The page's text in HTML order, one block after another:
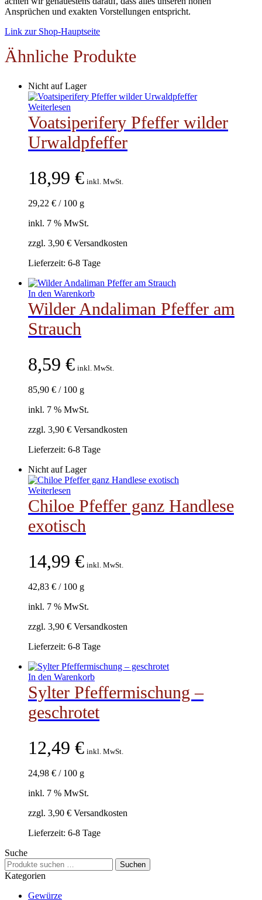
Ansprüchen und exakten Vorstellungen entspricht.
Link zur Shop-Hauptseite
Ähnliche Produkte
Nicht auf Lager
Weiterlesen
Voatsiperifery Pfeffer wilder
Urwaldpfeffer
18,99 € inkl. MwSt.
29,22 € / 100 g
inkl. 7 % MwSt.
zzgl. 3,90 € Versandkosten
Lieferzeit: 6-8 Tage
In den Warenkorb
Wilder Andaliman Pfeffer am
Strauch
8,59 € inkl. MwSt.
85,90 € / 100 g
inkl. 7 % MwSt.
zzgl. 3,90 € Versandkosten
Lieferzeit: 6-8 Tage
Nicht auf Lager
Weiterlesen
Chiloe Pfeffer ganz Handlese
exotisch
14,99 € inkl. MwSt.
42,83 € / 100 g
inkl. 7 % MwSt.
zzgl. 3,90 € Versandkosten
Lieferzeit: 6-8 Tage
In den Warenkorb
Sylter Pfeffermischung –
geschrotet
12,49 € inkl. MwSt.
24,98 € / 100 g
inkl. 7 % MwSt.
zzgl. 3,90 € Versandkosten
Lieferzeit: 6-8 Tage
Suche
Suchen
nach:
Suchen
Kategorien
Gewürze